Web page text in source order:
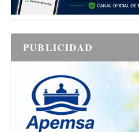
PUBLICIDAD